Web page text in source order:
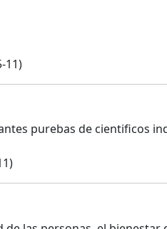
11)
purebas de cientificos